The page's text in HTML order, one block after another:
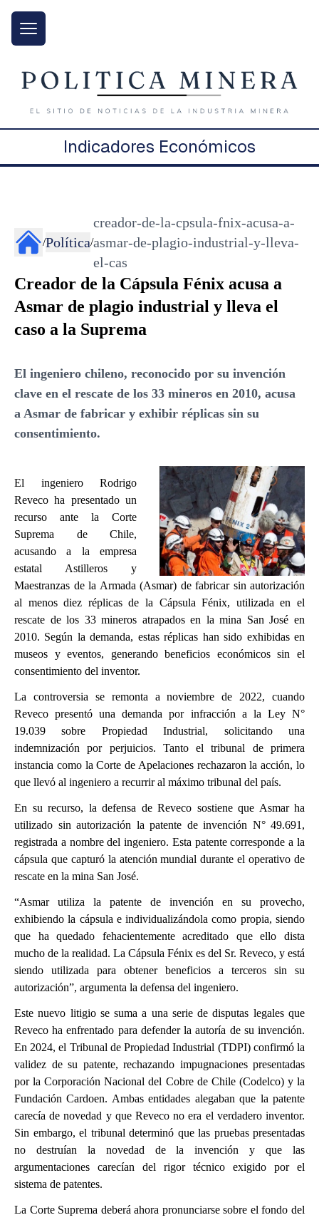
Indicadores Económicos
/Política/
creador-de-la-cpsula-fnix-acusa-a-
asmar-de-plagio-industrial-y-lleva-
el-cas
Creador de la Cápsula Fénix acusa a
Asmar de plagio industrial y lleva el
caso a la Suprema
El ingeniero chileno, reconocido por su invención
clave en el rescate de los 33 mineros en 2010, acusa
a Asmar de fabricar y exhibir réplicas sin su
consentimiento.
El ingeniero Rodrigo
Reveco ha presentado un
recurso ante la Corte
Suprema de Chile,
acusando a la empresa
estatal Astilleros y
Maestranzas de la Armada (Asmar) de fabricar sin autorización
al menos diez réplicas de la Cápsula Fénix, utilizada en el
rescate de los 33 mineros atrapados en la mina San José en
2010. Según la demanda, estas réplicas han sido exhibidas en
museos y eventos, generando beneficios económicos sin el
consentimiento del inventor.​
La controversia se remonta a noviembre de 2022, cuando
Reveco presentó una demanda por infracción a la Ley N°
19.039 sobre Propiedad Industrial, solicitando una
indemnización por perjuicios. Tanto el tribunal de primera
instancia como la Corte de Apelaciones rechazaron la acción, lo
que llevó al ingeniero a recurrir al máximo tribunal del país.​
En su recurso, la defensa de Reveco sostiene que Asmar ha
utilizado sin autorización la patente de invención N° 49.691,
registrada a nombre del ingeniero. Esta patente corresponde a la
cápsula que capturó la atención mundial durante el operativo de
rescate en la mina San José.​
“Asmar utiliza la patente de invención en su provecho,
exhibiendo la cápsula e individualizándola como propia, siendo
que ha quedado fehacientemente acreditado que ello dista
mucho de la realidad. La Cápsula Fénix es del Sr. Reveco, y está
siendo utilizada para obtener beneficios a terceros sin su
autorización”, argumenta la defensa del ingeniero.​
Este nuevo litigio se suma a una serie de disputas legales que
Reveco ha enfrentado para defender la autoría de su invención.
En 2024, el Tribunal de Propiedad Industrial (TDPI) confirmó la
validez de su patente, rechazando impugnaciones presentadas
por la Corporación Nacional del Cobre de Chile (Codelco) y la
Fundación Cardoen. Ambas entidades alegaban que la patente
carecía de novedad y que Reveco no era el verdadero inventor.
Sin embargo, el tribunal determinó que las pruebas presentadas
no destruían la novedad de la invención y que las
argumentaciones carecían del rigor técnico exigido por el
sistema de patentes.
La Corte Suprema deberá ahora pronunciarse sobre el fondo del